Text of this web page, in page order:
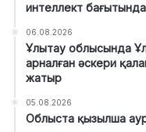
интеллект
06.08.2026
Ұлытау облысында
арналған әскери
жатыр
05.08.2026
Облыста қызылша